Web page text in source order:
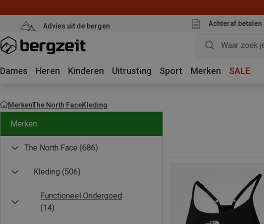
Advies uit de bergen Achteraf betalen
Dames Heren Kinderen Uitrusting Sport Merken SALE
MerkenThe North FaceKleding
Merken
The North Face (686)
Kleding (506)
Functioneel Ondergoed
(14)